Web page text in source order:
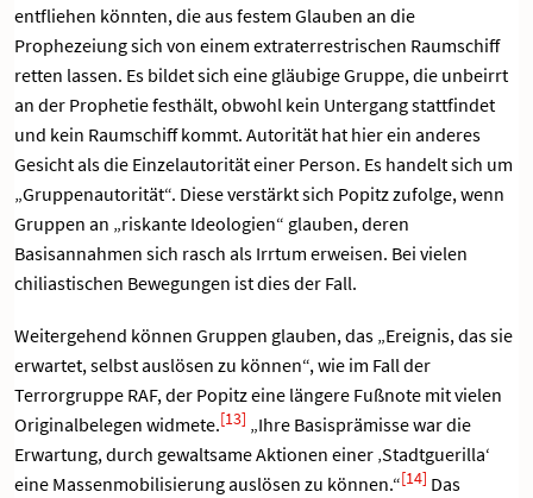
entfliehen könnten, die aus festem Glauben an die
Prophezeiung sich von einem extraterrestrischen Raumschiff
retten lassen. Es bildet sich eine gläubige Gruppe, die unbeirrt
an der Prophetie festhält, obwohl kein Untergang stattfindet
und kein Raumschiff kommt. Autorität hat hier ein anderes
Gesicht als die Einzelautorität einer Person. Es handelt sich um
„Gruppenautorität“. Diese verstärkt sich Popitz zufolge, wenn
Gruppen an „riskante Ideologien“ glauben, deren
Basisannahmen sich rasch als Irrtum erweisen. Bei vielen
chiliastischen Bewegungen ist dies der Fall.
Weitergehend können Gruppen glauben, das „Ereignis, das sie
erwartet, selbst auslösen zu können“, wie im Fall der
Terrorgruppe RAF, der Popitz eine längere Fußnote mit vielen
Originalbelegen widmete.[13] „Ihre Basisprämisse war die
Erwartung, durch gewaltsame Aktionen einer ‚Stadtguerilla‘
eine Massenmobilisierung auslösen zu können.“[14] Das